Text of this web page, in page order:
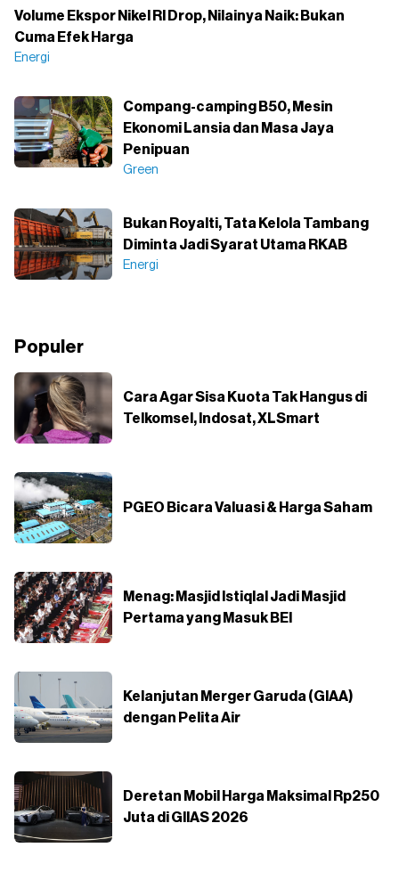
Volume Ekspor Nikel RI Drop, Nilainya Naik: Bukan
Cuma Efek Harga
Energi
Compang-camping B50, Mesin
Ekonomi Lansia dan Masa Jaya
Penipuan
Green
Bukan Royalti, Tata Kelola Tambang
Diminta Jadi Syarat Utama RKAB
Energi
Populer
Cara Agar Sisa Kuota Tak Hangus di
Telkomsel, Indosat, XLSmart
PGEO Bicara Valuasi & Harga Saham
Menag: Masjid Istiqlal Jadi Masjid
Pertama yang Masuk BEI
Kelanjutan Merger Garuda (GIAA)
dengan Pelita Air
Deretan Mobil Harga Maksimal Rp250
Juta di GIIAS 2026